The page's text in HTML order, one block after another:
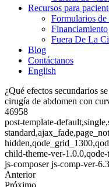
Recursos para
Formularios de
Financiamiento
Fuera De La
Blog
Contáctanos
English
¿Qué efectos secundarios
cirugía de abdomen con
46958
post-template-
child-theme-ver-
js-composer js-comp-ver-
Anterior
Próximo